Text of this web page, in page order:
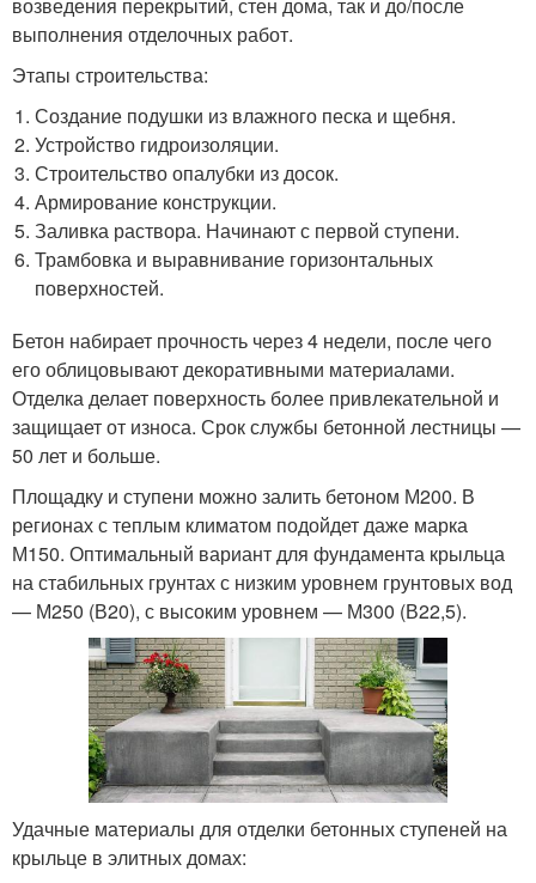
возведения перекрытий, стен дома, так и до/после
выполнения отделочных работ.
Этапы строительства:
Создание подушки из влажного песка и щебня.
Устройство гидроизоляции.
Строительство опалубки из досок.
Армирование конструкции.
Заливка раствора. Начинают с первой ступени.
Трамбовка и выравнивание горизонтальных
поверхностей.
Бетон набирает прочность через 4 недели, после чего
его облицовывают декоративными материалами.
Отделка делает поверхность более привлекательной и
защищает от износа. Срок службы бетонной лестницы —
50 лет и больше.
Площадку и ступени можно залить бетоном М200. В
регионах с теплым климатом подойдет даже марка
М150. Оптимальный вариант для фундамента крыльца
на стабильных грунтах с низким уровнем грунтовых вод
— М250 (В20), с высоким уровнем — М300 (В22,5).
Удачные материалы для отделки бетонных ступеней на
крыльце в элитных домах: